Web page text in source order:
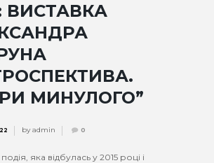
ВИСТАВКА
МИНУЛОГО”
byadmin 0
яка відбулась у 2015 році і